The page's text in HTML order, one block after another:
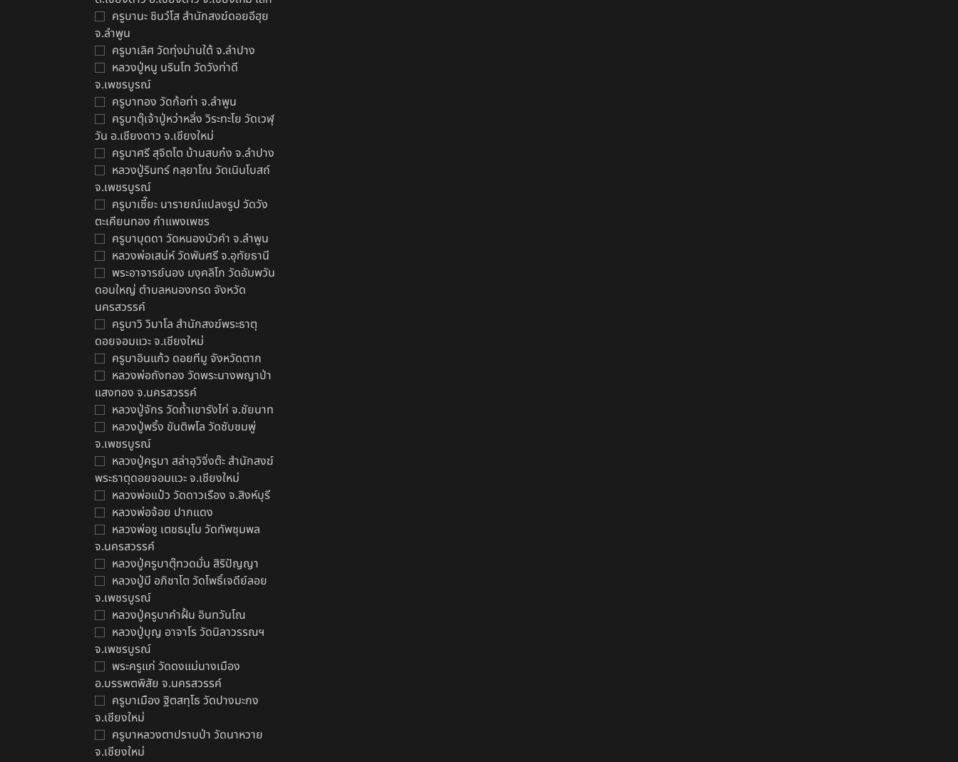
ครูบานะ ชินวํโส สำนักสงฆ์ดอยอีฮุย
จ.ลำพูน
ครูบาเลิศ วัดทุ่งม่านใต้ จ.ลำปาง
หลวงปู่หนู นรินโท วัดวังท่าดี
จ.เพชรบูรณ์
ครูบาทอง วัดก้อท่า จ.ลำพูน
ครูบาตุ๊เจ้าปู่หว่าหลิ่ง วิระทะโย วัดเวฬุ
วัน อ.เชียงดาว จ.เชียงใหม่
ครูบาศรี สุจิตโต บ้านสบก๋ง จ.ลำปาง
หลวงปู่รินทร์ กลฺยาโณ วัดเนินโบสถ์
จ.เพชรบูรณ์
ครูบาเซี๊ยะ นารายณ์แปลงรูป วัดวัง
ตะเคียนทอง กำแพงเพชร
ครูบาบุดดา วัดหนองบัวคํา จ.ลําพูน
หลวงพ่อเสน่ห์ วัดพันศรี จ.อุทัยธานี
พระอาจารย์นอง มงฺคลิโก วัดอัมพวัน
ดอนใหญ่ ตำบลหนองกรด จังหวัด
นครสวรรค์
ครูบาวิ วิมาโล สำนักสงฆ์พระธาตุ
ดอยจอมแวะ จ.เชียงใหม่
ครูบาอินแก้ว ดอยทีมู จังหวัดตาก
หลวงพ่อถังทอง วัดพระนางพญาป่า
แสงทอง จ.นครสวรรค์
หลวงปู่จักร วัดถ้ำเขารังไก่ จ.ชัยนาท
หลวงปู่พริ้ง ขันติพโล วัดซับชมพู่
จ.เพชรบูรณ์
หลวงปู่ครูบา สล่าอุวิจิ่งต๊ะ สำนักสงฆ์
พระธาตุดอยจอมแวะ จ.เชียงใหม่
หลวงพ่อแป๋ว วัดดาวเรือง จ.สิงห์บุรี
หลวงพ่อจ้อย ปากแดง
หลวงพ่อชู เตชธมฺโม วัดทัพชุมพล
จ.นครสวรรค์
หลวงปู่ครูบาตุ๊ทวดมั่น สิริปัญญา
หลวงปู่มี อภิชาโต วัดโพธิ์เจดีย์ลอย
จ.เพชรบูรณ์
หลวงปู่ครูบาคำฝั้น อินทวันโณ
หลวงปู่บุญ อาจาโร วัดนิลาวรรณฯ
จ.เพชรบูรณ์
พระครูแก่ วัดดงแม่นางเมือง
อ.บรรพตพิสัย จ.นครสวรรค์
ครูบาเมือง ฐิตสทฺโธ วัดปางมะกง
จ.เชียงใหม่
ครูบาหลวงตาปราบป่า วัดนาหวาย
จ.เชียงใหม่